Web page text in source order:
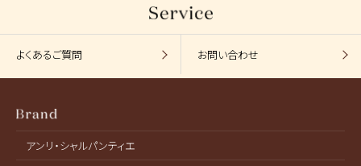
よくあるご質問 お問い合わせ
アンリ・シャルパンティエ